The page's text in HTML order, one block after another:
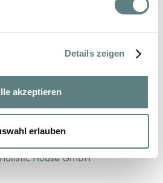
Details zeigen
akzeptieren
erlauben
AGB
House GmbH